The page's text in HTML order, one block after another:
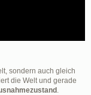
sondern auch gleich
die Welt und gerade